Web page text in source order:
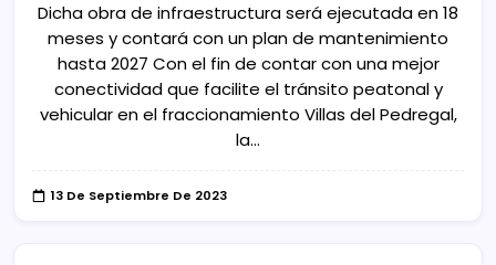
Dicha obra de infraestructura será ejecutada en 18
meses y contará con un plan de mantenimiento
hasta 2027 Con el fin de contar con una mejor
conectividad que facilite el tránsito peatonal y
vehicular en el fraccionamiento Villas del Pedregal,
la…
13 De Septiembre De 2023